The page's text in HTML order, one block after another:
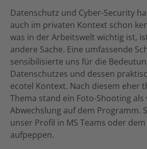
Datenschutz und Cyber-Security
auch im privaten Kontext schon
was in der Arbeitswelt wichtig ist,
andere Sache. Eine umfassende
sensibilisierte uns für die
Datenschutzes und dessen
ecotel Kontext. Nach diesem eher
Thema stand ein Foto-Shooting
Abwechslung auf dem Programm.
unser Profil in MS Teams oder
aufpeppen.